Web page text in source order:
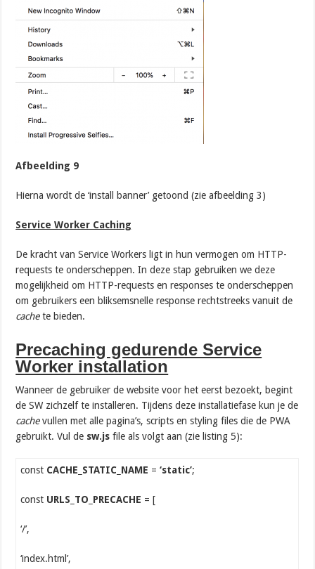
Afbeelding 9
Hierna wordt de ‘install banner’ getoond (zie afbeelding 3)
Service Worker Caching
De kracht van Service Workers ligt in hun vermogen om HTTP-
requests te onderscheppen. In deze stap gebruiken we deze
mogelijkheid om HTTP-requests en responses te onderscheppen
om gebruikers een bliksemsnelle response rechtstreeks vanuit de
cachete bieden.
Precaching gedurende Service
Worker installation
Wanneer de gebruiker de website voor het eerst bezoekt, begint
de SW zichzelf te installeren. Tijdens deze installatiefase kun je de
cachevullen met alle pagina’s, scripts en styling files die de PWA
gebruikt. Vul de sw.js file als volgt aan (zie listing 5):
const CACHE_STATIC_NAME = ‘static’;
const URLS_TO_PRECACHE = [
‘/’,
‘index.html’,